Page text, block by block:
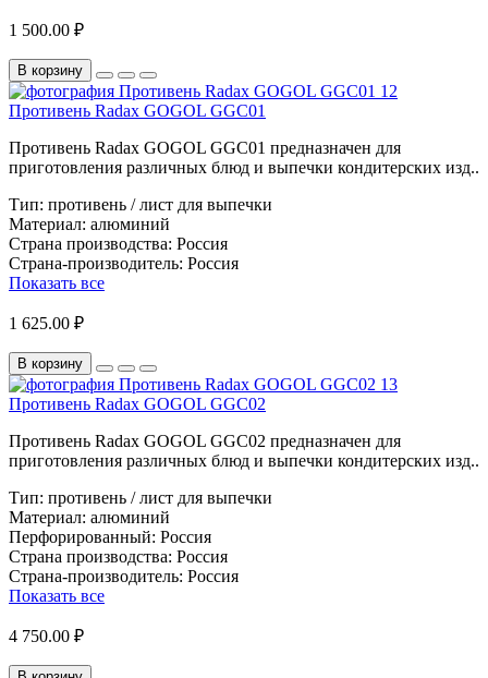
1 500.00 ₽
В корзину
Противень Radax GOGOL GGC01
Противень Radax GOGOL GGC01 предназначен для
приготовления различных блюд и выпечки кондитерских изд..
Тип: противень / лист для выпечки
Материал: алюминий
Страна производства: Россия
Страна-производитель: Россия
Показать все
1 625.00 ₽
В корзину
Противень Radax GOGOL GGC02
Противень Radax GOGOL GGC02 предназначен для
приготовления различных блюд и выпечки кондитерских изд..
Тип: противень / лист для выпечки
Материал: алюминий
Перфорированный: Россия
Страна производства: Россия
Страна-производитель: Россия
Показать все
4 750.00 ₽